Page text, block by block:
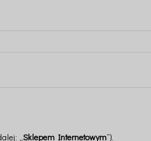
„ Sklepem Internetowym”).